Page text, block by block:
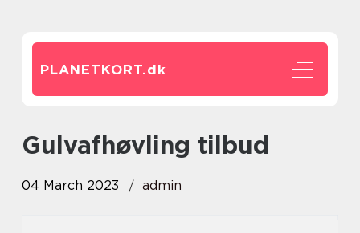
PLANETKORT.dk
gulvafhøvling tilbud
04 March 2023 admin